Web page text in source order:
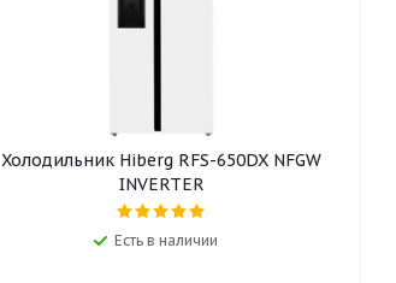
Холодильник Hiberg RFS-650DX NFGW
INVERTER
Есть в наличии